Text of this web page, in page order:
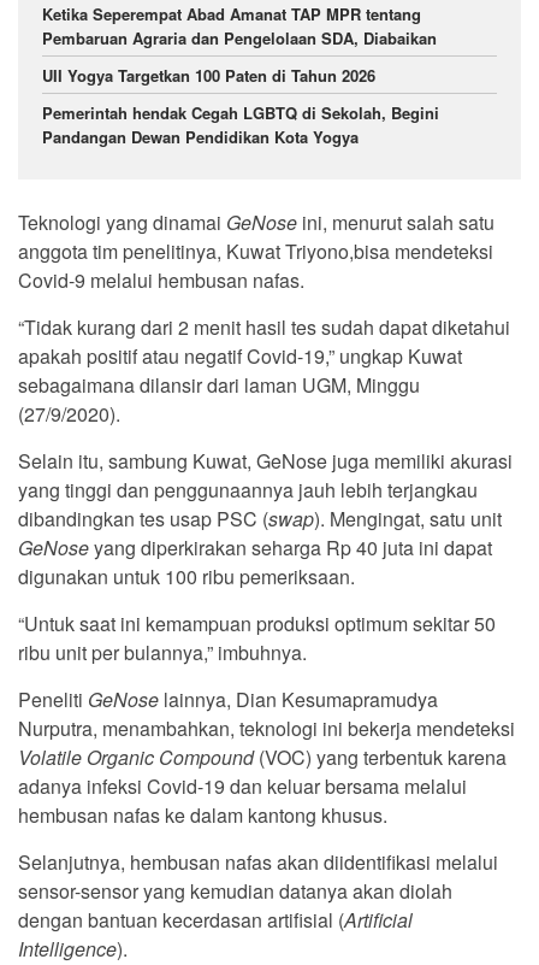
Ketika Seperempat Abad Amanat TAP MPR tentang
Pembaruan Agraria dan Pengelolaan SDA, Diabaikan
UII Yogya Targetkan 100 Paten di Tahun 2026
Pemerintah hendak Cegah LGBTQ di Sekolah, Begini
Pandangan Dewan Pendidikan Kota Yogya
Teknologi yang dinamai GeNose ini, menurut salah satu
anggota tim penelitinya, Kuwat Triyono,bisa mendeteksi
Covid-9 melalui hembusan nafas.
“Tidak kurang dari 2 menit hasil tes sudah dapat diketahui
apakah positif atau negatif Covid-19,” ungkap Kuwat
sebagaimana dilansir dari laman UGM, Minggu
(27/9/2020).
Selain itu, sambung Kuwat, GeNose juga memiliki akurasi
yang tinggi dan penggunaannya jauh lebih terjangkau
dibandingkan tes usap PSC (swap). Mengingat, satu unit
GeNoseyang diperkirakan seharga Rp 40 juta ini dapat
digunakan untuk 100 ribu pemeriksaan.
“Untuk saat ini kemampuan produksi optimum sekitar 50
ribu unit per bulannya,” imbuhnya.
Peneliti GeNose lainnya, Dian Kesumapramudya
Nurputra, menambahkan, teknologi ini bekerja mendeteksi
Volatile Organic Compound(VOC) yang terbentuk karena
adanya infeksi Covid-19 dan keluar bersama melalui
hembusan nafas ke dalam kantong khusus.
Selanjutnya, hembusan nafas akan diidentifikasi melalui
sensor-sensor yang kemudian datanya akan diolah
dengan bantuan kecerdasan artifisial (Artificial
Intelligence).